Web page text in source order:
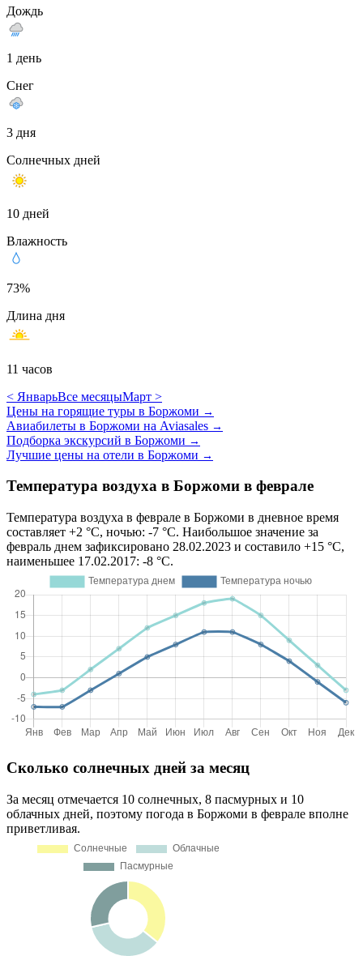
Дождь
1 день
Снег
3 дня
Солнечных дней
10 дней
Влажность
73%
Длина дня
11 часов
< ЯнварьВсе месяцыМарт >
Цены на горящие туры в Боржоми →
Авиабилеты в Боржоми на Aviasales →
Подборка экскурсий в Боржоми →
Лучшие цены на отели в Боржоми →
Температура воздуха в Боржоми в феврале
Температура воздуха в феврале в Боржоми в дневное время
составляет +2 °C, ночью: -7 °C. Наибольшое значение за
февраль днем зафиксировано 28.02.2023 и составило +15 °C,
наименьшее 17.02.2017: -8 °C.
Сколько солнечных дней за месяц
За месяц отмечается 10 солнечных, 8 пасмурных и 10
облачных дней, поэтому погода в Боржоми в феврале вполне
приветливая.